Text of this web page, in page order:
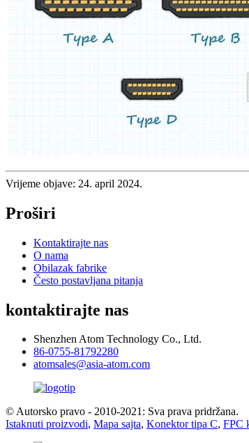
Vrijeme objave: 24. april 2024.
Proširi
Kontaktirajte nas
O nama
Obilazak fabrike
Često postavljana pitanja
kontaktirajte nas
Shenzhen Atom Technology Co., Ltd.
86-0755-81792280
atomsales@asia-atom.com
© Autorsko pravo - 2010-2021: Sva prava pridržana.
Istaknuti proizvodi, Mapa sajta, Konektor tipa C, FPC